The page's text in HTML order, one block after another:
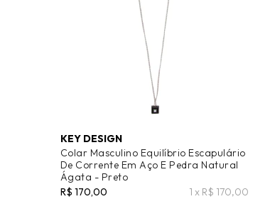
KEY DESIGN
Colar Masculino Equilíbrio Escapulário
De Corrente Em Aço E Pedra Natural
Ágata - Preto
R$ 170,00
1 x R$ 170,00